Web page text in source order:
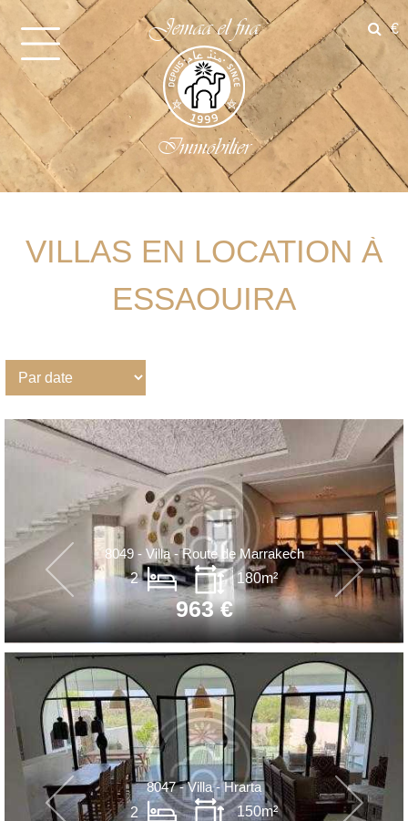
Jemaa el fna
Immobilier
€
VILLAS EN LOCATION À
ESSAOUIRA
8049 - Villa - Route de Marrakech
2
180m²
963 €
8047 - Villa - Hrarta
2
150m²